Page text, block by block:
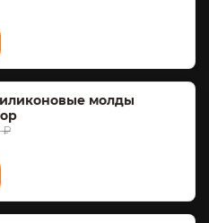
молды
₽